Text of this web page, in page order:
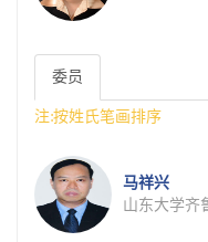
委员
注:按姓氏笔画排序
马祥兴
山东大学齐